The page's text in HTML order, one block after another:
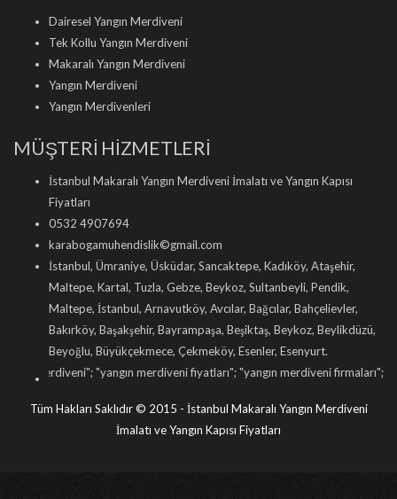
Dairesel Yangın Merdiveni
Tek Kollu Yangın Merdiveni
Makaralı Yangın Merdiveni
Yangın Merdiveni
Yangın Merdivenleri
MÜŞTERİ HİZMETLERİ
İstanbul Makaralı Yangın Merdiveni İmalatı ve Yangın Kapısı
Fiyatları
0532 4907694
karabogamuhendislik©gmail.com
İstanbul, Ümraniye, Üsküdar, Sancaktepe, Kadıköy, Ataşehir,
Maltepe, Kartal, Tuzla, Gebze, Beykoz, Sultanbeyli, Pendik,
Maltepe, İstanbul, Arnavutköy, Avcılar, Bağcılar, Bahçelievler,
Bakırköy, Başakşehir, Bayrampaşa, Beşiktaş, Beykoz, Beylikdüzü,
Beyoğlu, Büyükçekmece, Çekmeköy, Esenler, Esenyurt.
yangın merdiveni fiyatları"; "yangın merdiveni firmaları"; "yangın
Tüm Hakları Saklıdır © 2015 - İstanbul Makaralı Yangın Merdiveni
İmalatı ve Yangın Kapısı Fiyatları